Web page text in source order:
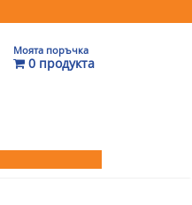
Моята поръчка
0 продукта